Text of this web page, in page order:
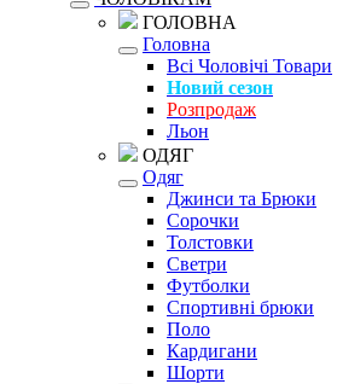
ГОЛОВНА
Головна
Всі Чоловічі Товари
Новий сезон
Розпродаж
Льон
ОДЯГ
Одяг
Джинси та Брюки
Сорочки
Толстовки
Светри
Футболки
Спортивні брюки
Поло
Кардигани
Шорти